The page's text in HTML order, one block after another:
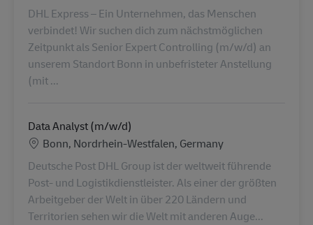
DHL Express – Ein Unternehmen, das Menschen
verbindet! Wir suchen dich zum nächstmöglichen
Zeitpunkt als Senior Expert Controlling (m/w/d) an
unserem Standort Bonn in unbefristeter Anstellung
(mit ...
Data Analyst (m/w/d)
Locatie
Bonn, Nordrhein-Westfalen, Germany
Deutsche Post DHL Group ist der weltweit führende
Post- und Logistikdienstleister. Als einer der größten
Arbeitgeber der Welt in über 220 Ländern und
Territorien sehen wir die Welt mit anderen Auge...